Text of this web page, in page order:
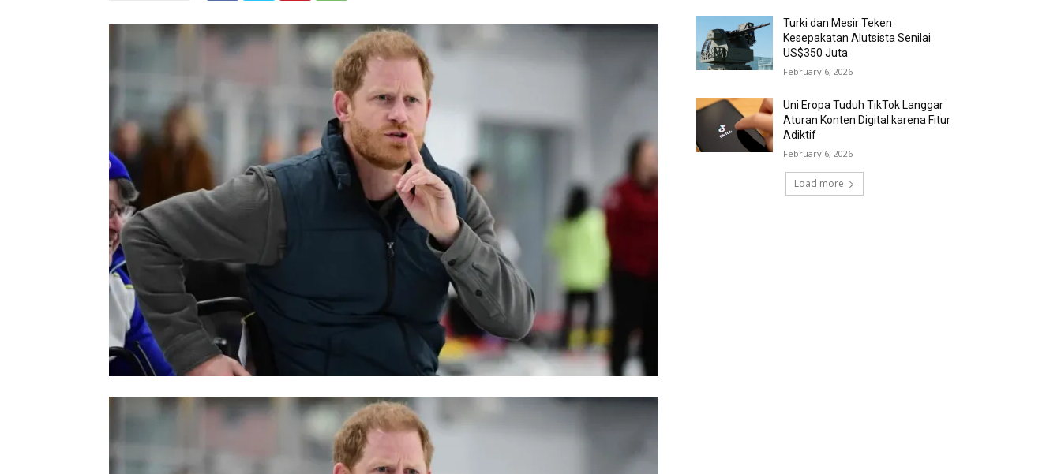
Turki dan Mesir Teken
Kesepakatan Alutsista Senilai
US$350 Juta
February 6, 2026
Uni Eropa Tuduh TikTok Langgar
Aturan Konten Digital karena Fitur
Adiktif
February 6, 2026
Load more